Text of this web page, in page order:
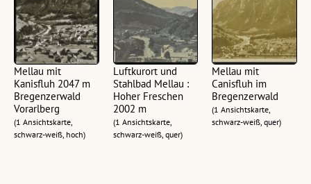
Mellau mit
Kanisfluh 2047 m
Bregenzerwald
Vorarlberg
(1 Ansichtskarte,
schwarz-weiß, hoch)
Luftkurort und
Stahlbad Mellau :
Hoher Freschen
2002 m
(1 Ansichtskarte,
schwarz-weiß, quer)
Mellau mit
Canisfluh im
Bregenzerwald
(1 Ansichtskarte,
schwarz-weiß, quer)